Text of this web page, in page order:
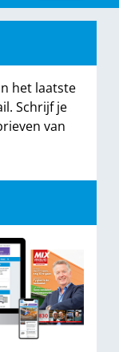
het laatste
Schrijf je
van